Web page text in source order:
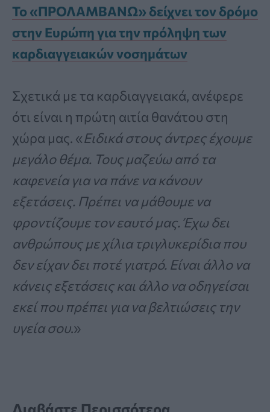
Το «ΠΡΟΛΑΜΒΑΝΩ» δείχνει τον δρόμο
στην Ευρώπη για την πρόληψη των
καρδιαγγειακών νοσημάτων
Σχετικά με τα καρδιαγγειακά, ανέφερε
ότι είναι η πρώτη αιτία θανάτου στη
χώρα μας. «Ειδικά στους άντρες έχουμε
μεγάλο θέμα. Τους μαζεύω από τα
καφενεία για να πάνε να κάνουν
εξετάσεις. Πρέπει να μάθουμε να
φροντίζουμε τον εαυτό μας. Έχω δει
ανθρώπους με χίλια τριγλυκερίδια που
δεν είχαν δει ποτέ γιατρό. Είναι άλλο να
κάνεις εξετάσεις και άλλο να οδηγείσαι
εκεί που πρέπει για να βελτιώσεις την
υγεία σου.»